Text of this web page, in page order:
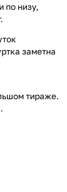
по низу,
заметна
тираже.